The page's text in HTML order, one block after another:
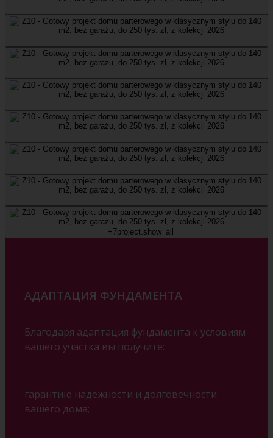
+7project.show_all
АДАПТАЦИЯ ФУНДАМЕНТА
Благодаря адаптация фундамента к условиям
вашего участка вы получите:
гарантию надежности и долговечности
вашего дома;